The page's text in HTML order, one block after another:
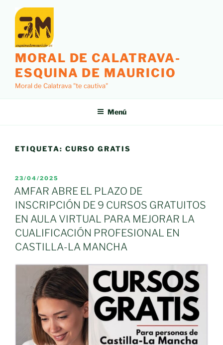
contenido
MORAL DE CALATRAVA-
ESQUINA DE MAURICIO
Moral de Calatrava "te cautiva"
Menú
ETIQUETA: CURSO GRATIS
PUBLICADO
EL
23/04/2025
AMFAR ABRE EL PLAZO DE
INSCRIPCIÓN DE 9 CURSOS GRATUITOS
EN AULA VIRTUAL PARA MEJORAR LA
CUALIFICACIÓN PROFESIONAL EN
CASTILLA-LA MANCHA